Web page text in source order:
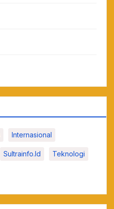
Internasional
Sultrainfo.id Teknologi